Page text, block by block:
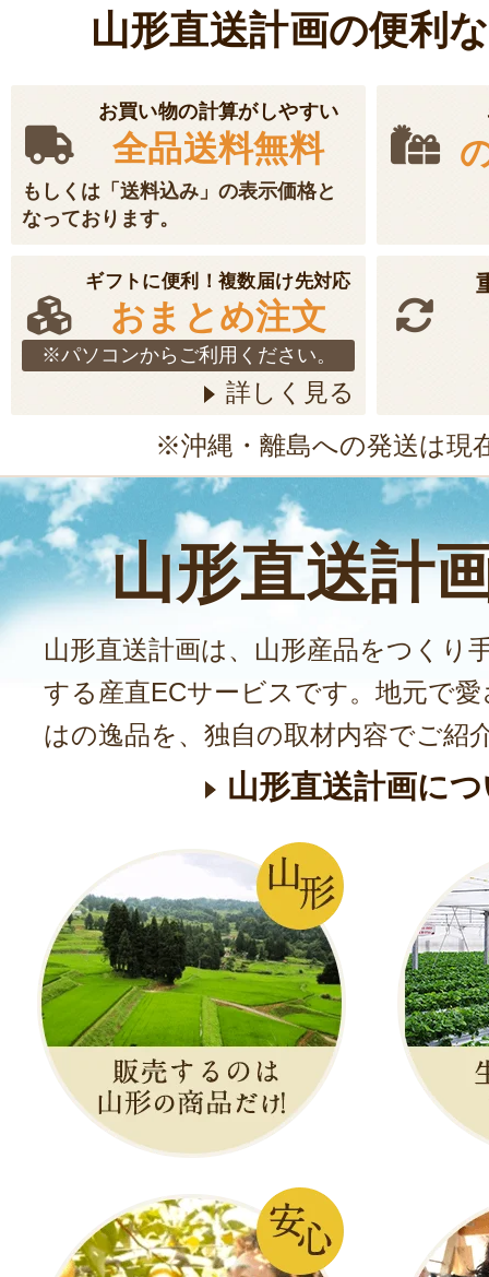
山形直送計画の便利
お買い物の計算がしやすい
全品送料無料
もしくは「送料込み」の表示価格と
なっております。
ギフトに便利！複数届け先対応
おまとめ注文
※パソコンからご利用ください。
詳しく見る
※沖縄・離島への発送は現
山形直送計
山形直送計画は、山形産品をつくり
する産直ECサービスです。地元で
はの逸品を、独自の取材内容でご紹
山形直送計画に